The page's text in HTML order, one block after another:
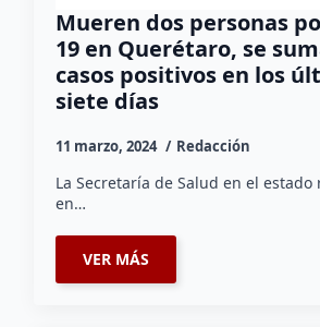
Mueren dos personas
19 en Querétaro, se
casos positivos en los
siete días
11 marzo, 2024 Redacción
La Secretaría de Salud en el
en…
VER MÁS